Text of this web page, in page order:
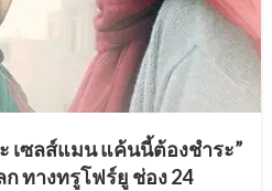
เซลส์แมน แค้นนี้ต้องชำระ”
ทางทรูโฟร์ยู ช่อง 24